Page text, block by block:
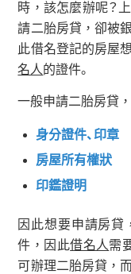
時，該怎麼辦呢？
請二胎房貸，卻被
此借名登記的房屋
名人的證件。
一般申請二胎房貸
身分證件、印章
房屋所有權狀
印鑑證明
因此想要申請房貸
件，因此借名人需
可辦理二胎房貸，